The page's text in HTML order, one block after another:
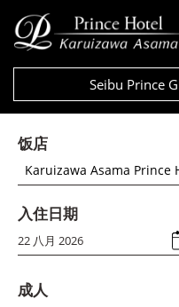
Seibu Prince
饭店
Karuizawa Asama Prince
入住日期
成人